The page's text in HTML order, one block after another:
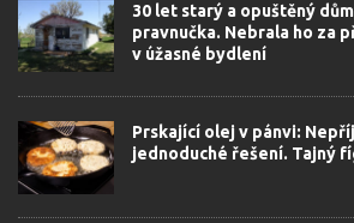
30 let starý a opuštěný
pravnučka. Nebrala ho za
v úžasné bydlení
Prskající olej v pánvi:
jednoduché řešení. Tajný